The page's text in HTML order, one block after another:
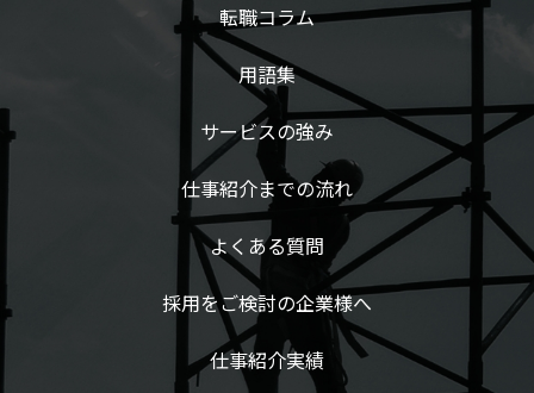
転職コラム
用語集
サービスの強み
仕事紹介までの流れ
よくある質問
採用をご検討の企業様へ
仕事紹介実績